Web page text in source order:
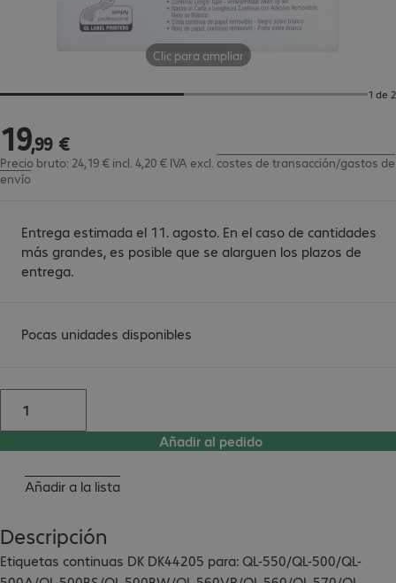
Clic para ampliar
1 de 2
19,99 €
19,99 €
Precio bruto: 24,19 € incl. 4,20 € IVA excl. costes de transacción/gastos de
envío
Entrega estimada el 11. agosto. En el caso de cantidades
más grandes, es posible que se alarguen los plazos de
entrega.
Pocas unidades disponibles
Añadir al pedido
Añadir a la lista
Descripción
Etiquetas continuas DK DK44205 para: QL-550/QL-500/QL-